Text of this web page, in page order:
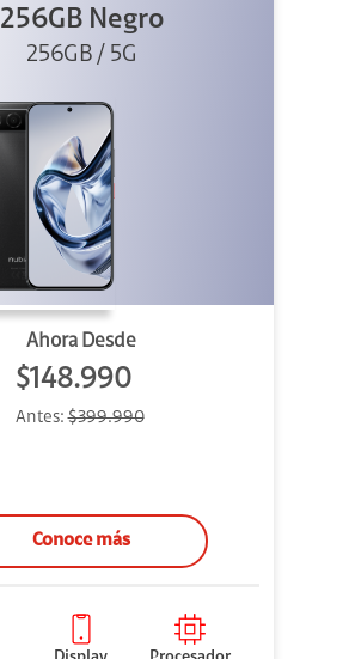
256GB Negro
256GB / 5G
Ahora Desde
$148.990
Antes:$399.990
Conoce más